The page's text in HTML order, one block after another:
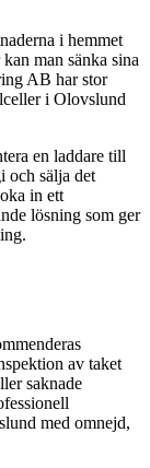
i hemmet
man sänka sina
AB har stor
i Olovslund
en laddare till
och sälja det
in ett
lösning som ger
av taket
saknade
med omnejd,